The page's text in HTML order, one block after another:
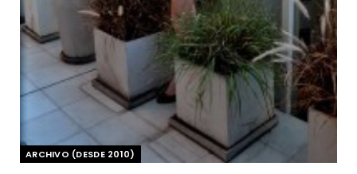
ARCHIVO (DESDE 2010)